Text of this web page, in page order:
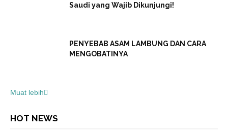
Saudi yang Wajib Dikunjungi!
PENYEBAB ASAM LAMBUNG DAN CARA
MENGOBATINYA
Muat lebih
HOT NEWS